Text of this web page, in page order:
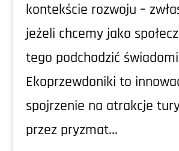
kontekście rozwoju –
jeżeli chcemy jako
tego podchodzić
Ekoprzewdoniki to
spojrzenie na atrakcje
przez pryzmat...